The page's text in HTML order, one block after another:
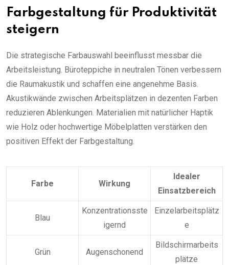
Farbgestaltung für Produktivität
steigern
Die strategische Farbauswahl beeinflusst messbar die
Arbeitsleistung. Büroteppiche in neutralen Tönen verbessern
die Raumakustik und schaffen eine angenehme Basis.
Akustikwände zwischen Arbeitsplätzen in dezenten Farben
reduzieren Ablenkungen. Materialien mit natürlicher Haptik
wie Holz oder hochwertige Möbelplatten verstärken den
positiven Effekt der Farbgestaltung.
Farbe Wirkung
Idealer
Einsatzbereich
Blau
Konzentrationsste
igernd
Einzelarbeitsplätz
e
Grün Augenschonend
Bildschirmarbeits
plätze